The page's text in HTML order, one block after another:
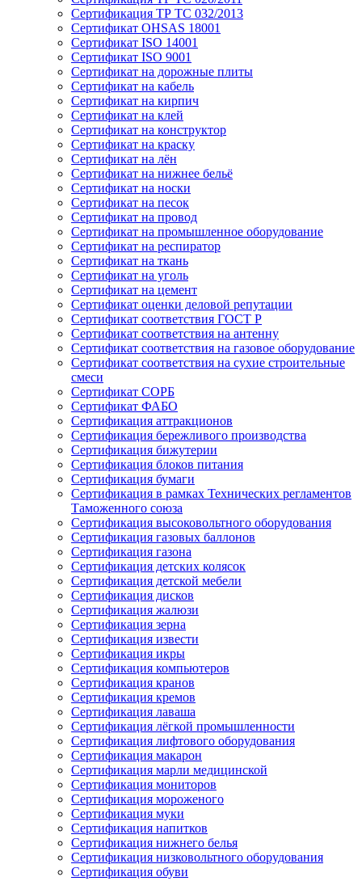
Сертификация ТР ТС 032/2013
Сертификат OHSAS 18001
Сертификат ISO 14001
Сертификат ISO 9001
Сертификат на дорожные плиты
Сертификат на кабель
Сертификат на кирпич
Сертификат на клей
Сертификат на конструктор
Сертификат на краску
Сертификат на лён
Сертификат на нижнее бельё
Сертификат на носки
Сертификат на песок
Сертификат на провод
Сертификат на промышленное оборудование
Сертификат на респиратор
Сертификат на ткань
Сертификат на уголь
Сертификат на цемент
Сертификат оценки деловой репутации
Сертификат соответствия ГОСТ Р
Сертификат соответствия на антенну
Сертификат соответствия на газовое оборудование
Сертификат соответствия на сухие строительные
смеси
Сертификат СОРБ
Сертификат ФАБО
Сертификация аттракционов
Сертификация бережливого производства
Сертификация бижутерии
Сертификация блоков питания
Сертификация бумаги
Сертификация в рамках Технических регламентов
Таможенного союза
Сертификация высоковольтного оборудования
Сертификация газовых баллонов
Сертификация газона
Сертификация детских колясок
Сертификация детской мебели
Сертификация дисков
Сертификация жалюзи
Сертификация зерна
Сертификация извести
Сертификация икры
Сертификация компьютеров
Сертификация кранов
Сертификация кремов
Сертификация лаваша
Сертификация лёгкой промышленности
Сертификация лифтового оборудования
Сертификация макарон
Сертификация марли медицинской
Сертификация мониторов
Сертификация мороженого
Сертификация муки
Сертификация напитков
Сертификация нижнего белья
Сертификация низковольтного оборудования
Сертификация обуви